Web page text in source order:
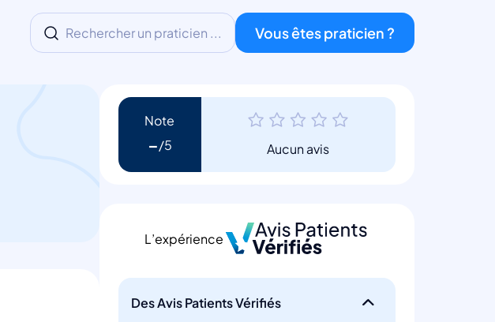
Rechercher un praticien ... Vous êtes praticien ?
Note
- Aucun avis
L’expérience
Des Avis Patients Vérifiés